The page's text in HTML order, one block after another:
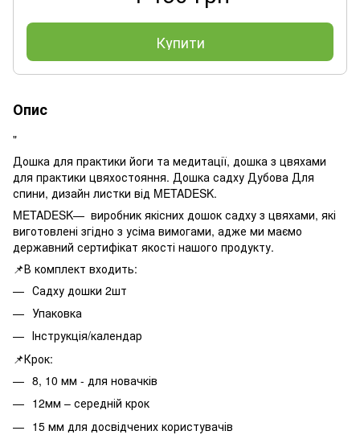
Купити
Опис
"
Дошка для практики йоги та медитації, дошка з цвяхами
для практики цвяхостояння. Дошка садху Дубова Для
спини, дизайн листки від METADESK.
METADESK— виробник якісних дошок садху з цвяхами, які
виготовлені згідно з усіма вимогами, адже ми маємо
державний сертифікат якості нашого продукту.
📌В комплект входить:
Садху дошки 2шт
Упаковка
Інструкція/календар
📌Крок:
8, 10 мм - для новачків
12мм – середній крок
15 мм для досвідчених користувачів